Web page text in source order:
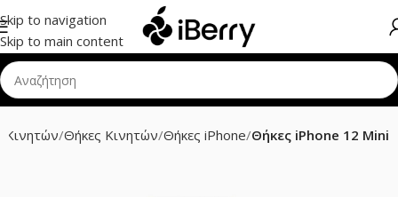
Skip to navigation
Skip to main content
Κινητών Θήκες Κινητών Θήκες iPhone Θήκες iPhone 12 Mini